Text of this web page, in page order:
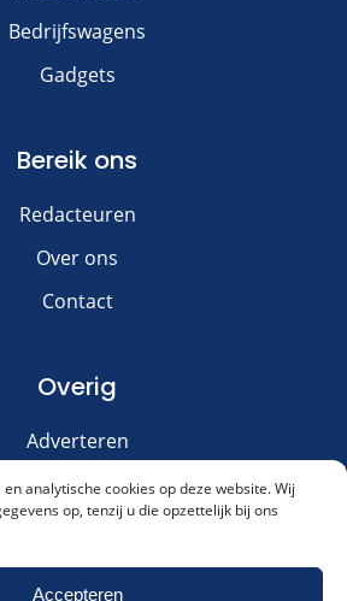
analytische cookies op deze website. Wij
op, tenzij u die opzettelijk bij ons
Accepteren
Bedrijfswagens
Gadgets
Bereik ons
Redacteuren
Over ons
Contact
Overig
Adverteren
Disclaimer
& Cookies